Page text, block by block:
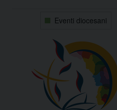
Eventi diocesani